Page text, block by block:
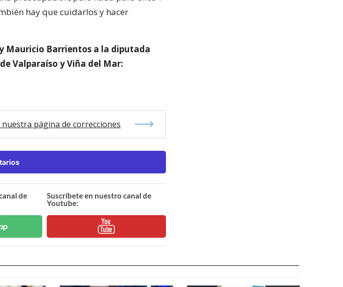
hay que cuidarlos y hacer
Mauricio Barrientos a la diputada
Valparaíso y Viña del Mar:
nuestra página de correcciones
de
Suscríbete en nuestro canal de
Youtube: